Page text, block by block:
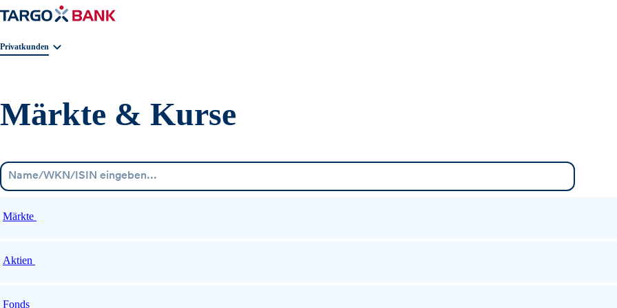
Geschäftsbereichnavigation. Aktuelle Auswahl:
Privatkunden
Märkte & Kurse
Märkte
Aktien
Fonds